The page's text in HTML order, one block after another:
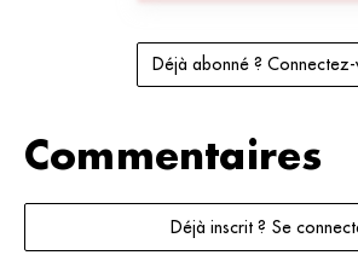
Déjà abonné ? Connectez-
Commentaires
Déjà inscrit ? Se